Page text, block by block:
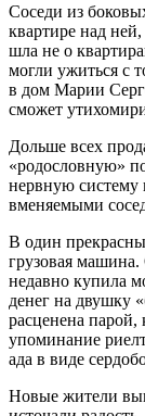
Соседи из
квартире над
шла не о
могли ужиться с
в дом Марии
сможет
Дольше всех
«родословную»
нервную систему
вменяемыми
В один
грузовая машина.
недавно купила
денег на двушку
расценена
упоминание
ада в виде
Новые жители